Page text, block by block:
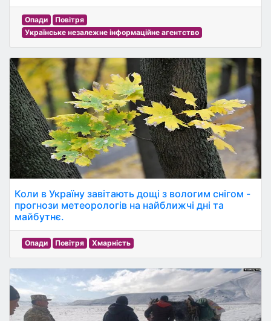
Опади
Повітря
Українське незалежне інформаційне агентство
Коли в Україну завітають дощі з вологим снігом -
прогнози метеорологів на найближчі дні та
майбутнє.
Опади Повітря Хмарність